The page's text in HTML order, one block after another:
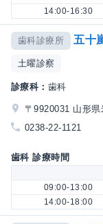
14:00-16:30
歯科診療所 五十
土曜診察
診療科： 歯科
〒9920031 山形
0238-22-1121
歯科 診療時間
09:00-13:00
14:00-18:00